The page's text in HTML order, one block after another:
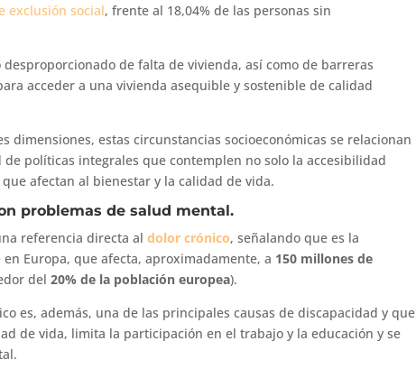
exclusión social, frente al 18,04% de las personas sin
de falta de vivienda, así como de barreras
acceder a una vivienda asequible y sostenible de calidad
dimensiones, estas circunstancias socioeconómicas se relacionan
políticas integrales que contemplen no solo la accesibilidad
afectan al bienestar y la calidad de vida.
problemas de salud mental.
referencia directa aldolor crónico, señalando que es la
Europa, que afecta, aproximadamente, a 150 millones de
del20% de la población europea).
es, además, una de las principales causas de discapacidad y que
de vida, limita la participación en el trabajo y la educación y se